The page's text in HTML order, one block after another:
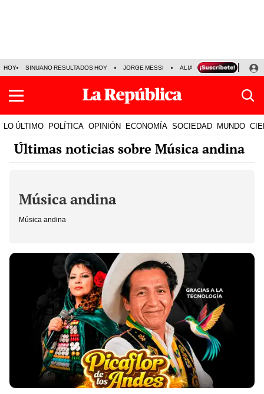
HOY SINUANO RESULTADOS HOY JORGE MESSI ALIANZA LIMA VS SPORT
LO ÚLTIMO POLÍTICA OPINIÓN ECONOMÍA SOCIEDAD MUNDO
Últimas noticias sobre Música andina
Música andina
Música andina